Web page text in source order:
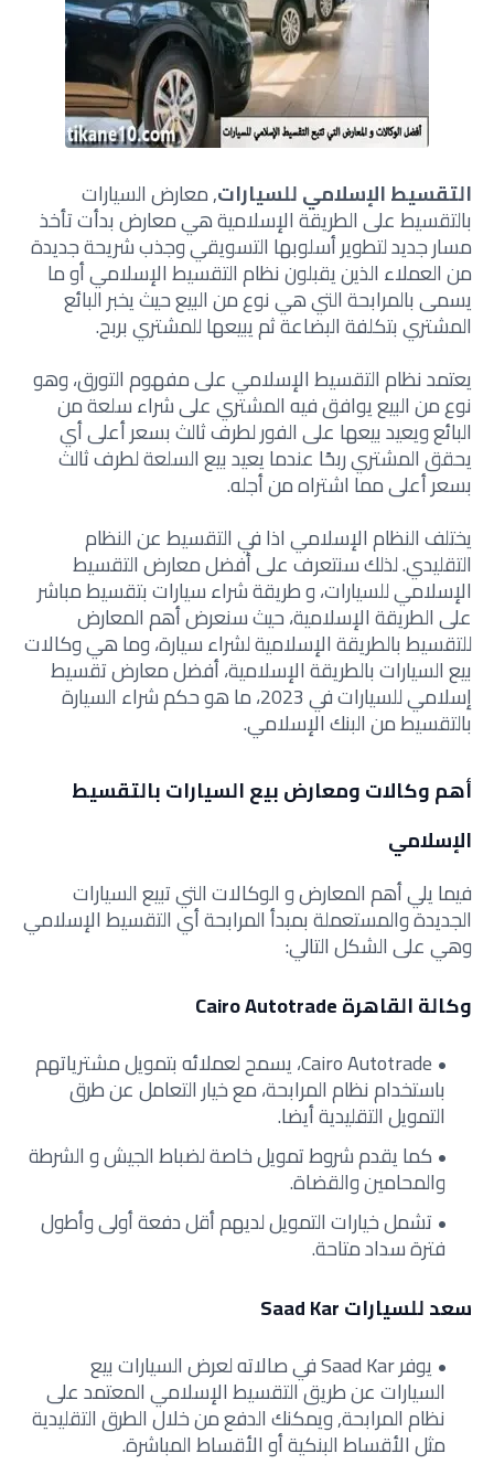
التقسيط الإسلامي للسيارات, معارض السيارات
بالتقسيط على الطريقة الإسلامية هي معارض بدأت تأخذ
مسار جديد لتطوير أسلوبها التسويقي وجذب شريحة جديدة
من العملاء الذين يقبلون نظام التقسيط الإسلامي أو ما
يسمى بالمرابحة التي هي نوع من البيع حيث يخبر البائع
المشتري بتكلفة البضاعة ثم يبيعها للمشتري بربح.
يعتمد نظام التقسيط الإسلامي على مفهوم التورق، وهو
نوع من البيع يوافق فيه المشتري على شراء سلعة من
البائع ويعيد بيعها على الفور لطرف ثالث بسعر أعلى أي
يحقق المشتري ربحًا عندما يعيد بيع السلعة لطرف ثالث
بسعر أعلى مما اشتراه من أجله.
يختلف النظام الإسلامي اذا في التقسيط عن النظام
التقليدي. لذلك سنتعرف على أفضل معارض التقسيط
الإسلامي للسيارات، و طريقة شراء سيارات بتقسيط مباشر
على الطريقة الإسلامية، حيث سنعرض أهم المعارض
للتقسيط بالطريقة الإسلامية لشراء سيارة، وما هي وكالات
بيع السيارات بالطريقة الإسلامية، أفضل معارض تقسيط
إسلامي للسيارات في 2023، ما هو حكم شراء السيارة
بالتقسيط من البنك الإسلامي.
أهم وكالات ومعارض بيع السيارات بالتقسيط
الإسلامي
فيما يلي أهم المعارض و الوكالات التي تبيع السيارات
الجديدة والمستعملة بمبدأ المرابحة أي التقسيط الإسلامي
وهي على الشكل التالي:
وكالة القاهرة Cairo Autotrade
Cairo Autotrade، يسمح لعملائه بتمويل مشترياتهم
باستخدام نظام المرابحة، مع خيار التعامل عن طرق
التمويل التقليدية أيضا.
كما يقدم شروط تمويل خاصة لضباط الجيش و الشرطة
والمحامين والقضاة.
تشمل خيارات التمويل لديهم أقل دفعة أولى وأطول
فترة سداد متاحة.
سعد للسيارات Saad Kar
يوفر Saad Kar في صالاته لعرض السيارات بيع
السيارات عن طريق التقسيط الإسلامي المعتمد على
نظام المرابحة, ويمكنك الدفع من خلال الطرق التقليدية
مثل الأقساط البنكية أو الأقساط المباشرة.